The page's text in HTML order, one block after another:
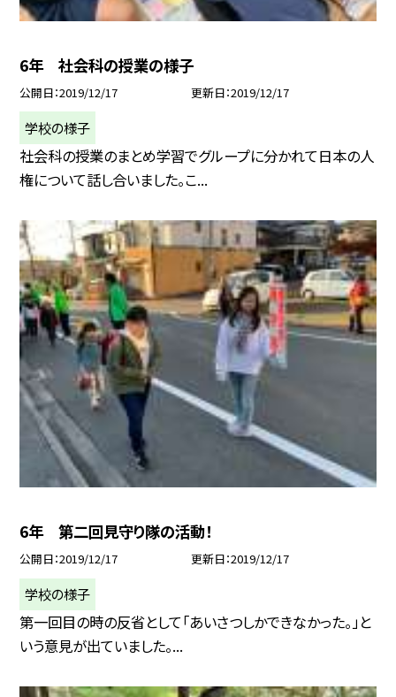
6年 社会科の授業の様子
公開日 2019/12/17 更新日 2019/12/17
学校の様子
社会科の授業のまとめ学習でグループに分かれて日本の人
権について話し合いました。こ...
6年 第二回見守り隊の活動！
公開日 2019/12/17 更新日 2019/12/17
学校の様子
第一回目の時の反省として「あいさつしかできなかった。」と
いう意見が出ていました。...